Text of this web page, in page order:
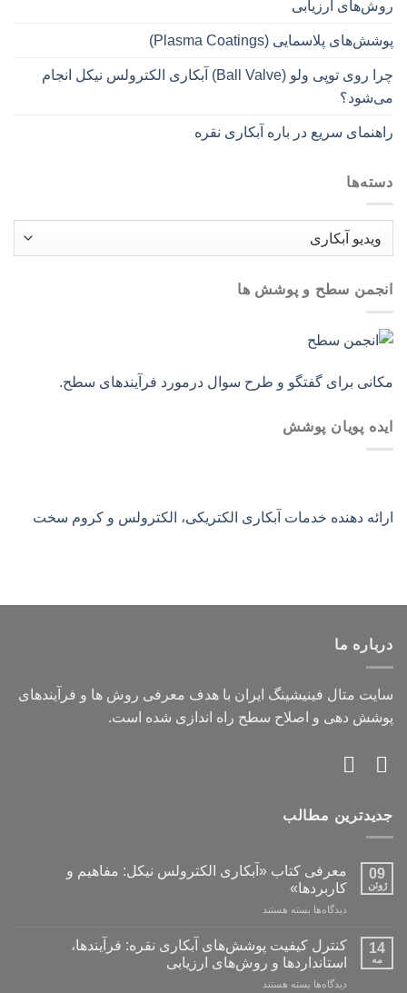
روش‌های ارزیابی
پوشش‌های پلاسمایی (Plasma Coatings)
چرا روی توپی‌ ولو (Ball Valve) آبکاری الکترولس نیکل انجام
می‌شود؟
راهنمای سریع در باره آبکاری نقره
دسته‌ها
انجمن سطح و پوشش ها
مکانی برای گفتگو و طرح سوال درمورد فرآیندهای سطح.
ایده پویان پوشش
ارائه دهنده خدمات آبکاری الکتریکی، الکترولس و کروم سخت
درباره ما
سایت متال فینیشینگ ایران با هدف معرفی روش ها و فرآیندهای
پوشش دهی و اصلاح سطح راه اندازی شده است.
جدیدترین مطالب
09
ژوئن
معرفی کتاب «آبکاری الکترولس نیکل: مفاهیم و
کاربردها»
دیدگاه‌ها برای
کتاب
«آبکاری
الکترولس
نیکل:
بسته هستند
14
مه
کنترل کیفیت پوشش‌های آبکاری نقره: فرآیندها،
استانداردها و روش‌های ارزیابی
دیدگاه‌ها برای
بسته هستند